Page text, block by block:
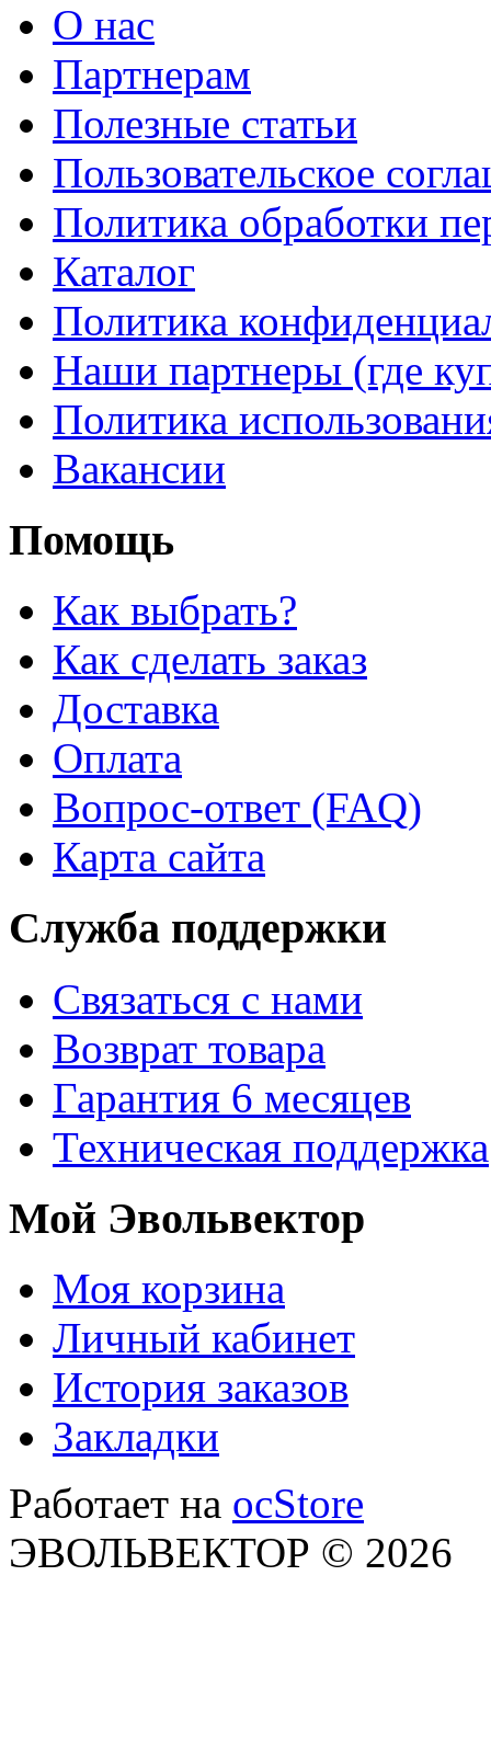
О нас
Партнерам
Полезные статьи
Пользовательское
Политика обработки
Каталог
Политика
Наши партнеры (где
Политика
Вакансии
Помощь
Как выбрать?
Как сделать заказ
Доставка
Оплата
Вопрос-ответ (FAQ)
Карта сайта
Служба поддержки
Связаться с нами
Возврат товара
Гарантия 6 месяцев
Техническая поддержка
Мой Эвольвектор
Моя корзина
Личный кабинет
История заказов
Закладки
Работает на ocStore
ЭВОЛЬВЕКТОР © 2026